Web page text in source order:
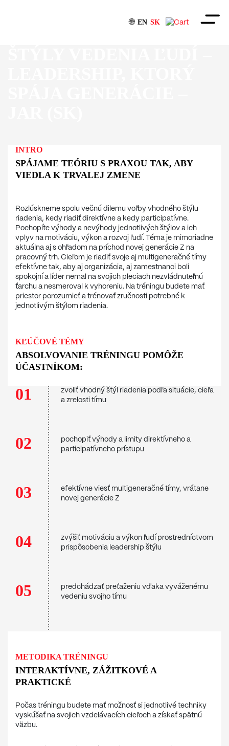
🌐 EN SK
Postrehy
INTRO
SPÁJAME TEÓRIU S PRAXOU TAK, ABY
VIEDLA K TRVALEJ ZMENE
Rozlúskneme spolu večnú dilemu voľby vhodného štýlu
riadenia, kedy riadiť direktívne a kedy participatívne.
Pochopíte výhody a nevýhody jednotlivých štýlov a ich
vplyv na motiváciu, výkon a rozvoj ľudí. Téma je mimoriadne
aktuálna aj s ohľadom na príchod novej generácie Z na
pracovný trh. Cieľom je riadiť svoje aj multigeneračné tímy
efektívne tak, aby aj organizácia, aj zamestnanci boli
spokojní a líder nemal na svojich pleciach nezvládnuteľnú
ťarchu a nesmeroval k vyhoreniu. Na tréningu budete mať
priestor porozumieť a trénovať zručnosti potrebné k
jednotlivým štýlom riadenia.
KĽÚČOVÉ TÉMY
ABSOLVOVANIE TRÉNINGU POMÔŽE
ÚČASTNÍKOM:
01
zvoliť vhodný štýl riadenia podľa situácie, cieľa
a zrelosti tímu
02
pochopiť výhody a limity direktívneho a
participatívneho prístupu
03
efektívne viesť multigeneračné tímy, vrátane
novej generácie Z
04
zvýšiť motiváciu a výkon ľudí prostredníctvom
prispôsobenia leadership štýlu
05
predchádzať preťaženiu vďaka vyváženému
vedeniu svojho tímu
METODIKA TRÉNINGU
INTERAKTÍVNE, ZÁŽITKOVÉ A
PRAKTICKÉ
Počas tréningu budete mať možnosť si jednotlivé techniky
vyskúšať na svojich vzdelávacích cieľoch a získať spätnú
väzbu.